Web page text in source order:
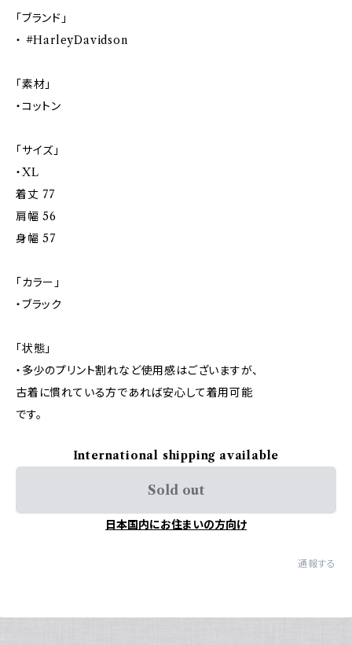
「ブランド」
・ #HarleyDavidson
「素材」
・コットン
「サイズ」
・XL
着丈 77
肩幅 56
身幅 57
「カラー」
・ブラック
「状態」
・多少のプリント割れなど使用感はございますが、
古着に慣れている方であれば安心して着用可能
です。
International shipping available
Sold out
日本国内にお住まいの方向け
通報する